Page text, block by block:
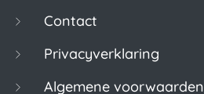
Contact
Privacyverklaring
Algemene voorwaarden